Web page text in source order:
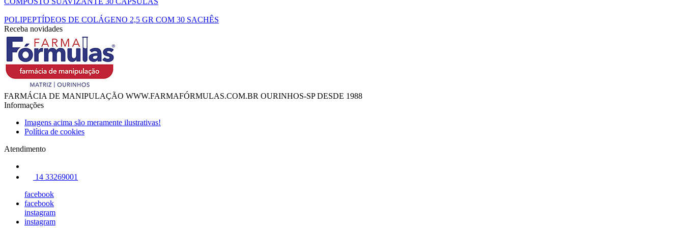
POLIPEPTÍDEOS DE COLÁGENO 2,5 GR COM 30 SACHÊS
Receba novidades
FARMÁCIA DE MANIPULAÇÃO WWW.FARMAFÓRMULAS.COM.BR OURINHOS-SP DESDE 1988
Informações
Imagens acima são meramente ilustrativas!
Política de cookies
Atendimento
14 33269001
facebook
facebook
instagram
instagram